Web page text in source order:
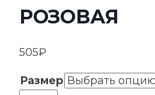
РОЗОВАЯ
505₽
Размер